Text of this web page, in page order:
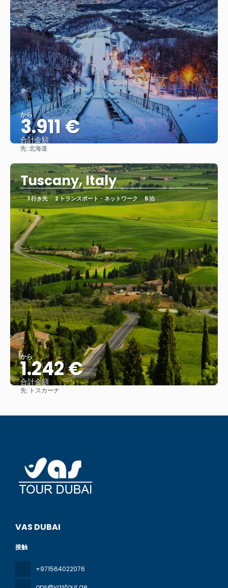
から
3.911 €
合計金額
先:北海道
Tuscany, Italy
1 行き先 2 トランスポート・ネットワーク 5 泊
から
1.242 €
合計金額
先: トスカーナ
VAS DUBAI
接触
+971564022076